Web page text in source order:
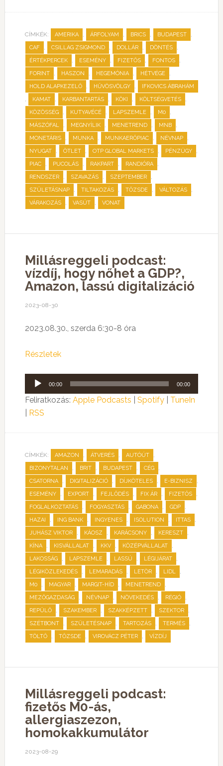
CÍMKÉK: AMERIKA , ÁRFOLYAM , BRICS , BUDAPEST ,
CAF , CSILLAG ZSIGMOND , DOLLÁR , DÖNTÉS ,
ÉRTÉKPERCEK , ESEMÉNY , FIZETŐS , FONTOS ,
FORINT , HASZON , HEGEMÓNIA , HÉTVÉGE ,
HOLD ALAPKEZELŐ , HŰVÖSVÖLGY , IFKOVICS ÁBRAHÁM
, KAMAT , KARBANTARTÁS , KÖKI , KÖLTSÉGVETÉS ,
KÖZÖSSÉG , KUTYAVÉCÉ , LAPSZEMLE , M0 ,
MÁSZÓFAL , MEGNYÍLIK , MENETREND , MNB ,
MONETÁRIS , MUNKA , MUNKAERŐPIAC , NÉVNAP ,
NYUGAT , ÖTLET , OTP GLOBAL MARKETS , PÉNZÜGY ,
PIAC , PUCOLÁS , RAKPART , RANDIÓRA ,
RENDSZER , SZAVAZÁS , SZEPTEMBER ,
SZÜLETÁSNAP , TILTAKOZÁS , TŐZSDE , VÁLTOZÁS ,
VÁRAKOZÁS , VASÚT , VONAT
Millásreggeli podcast:
vízdíj, hogy nőhet a GDP?,
Amazon, lassú digitalizáció
2023-08-30
2023.08.30., szerda 6:30-8 óra
Részletek
Audió
lejátszó
00:00 00:00
Feliratkozás: Apple Podcasts Spotify| TuneIn
RSS
CÍMKÉK: AMAZON , ÁTVERÉS , AUTÓÚT ,
BIZONYTALAN , BRIT , BUDAPEST , CÉG ,
CSATORNA , DIGITALIZÁCIÓ , DÍJKÖTELES , E-BIZNISZ ,
ESEMÉNY , EXPORT , FEJLŐDÉS , FIX ÁR , FIZETŐS ,
FOGLALKOZTATÁS , FOGYASZTÁS , GABONA , GDP ,
HAZAI , ING BANK , INGYENES , ISOLUTION , ITTAS ,
JUHÁSZ VIKTOR , KÁOSZ , KARÁCSONY , KERESZT ,
KÍNA , KISVÁLLALAT , KKV , KÖZÉPVÁLLALAT ,
LAKOSSÁG , LAPSZEMLE , LASSÚ , LÉGIJÁRAT ,
LÉGIKÖZLEKEDÉS , LEMARADÁS , LETÖR , LIDL ,
M0 , MAGYAR , MARGIT-HÍD , MENETREND ,
MEZŐGAZDASÁG , NÉVNAP , NÖVEKEDÉS , RÉGIÓ ,
REPÜLŐ , SZAKEMBER , SZAKKÉPZETT , SZEKTOR ,
SZÉTBONT , SZÜLETÉSNAP , TARTOZÁS , TERMÉS ,
TÖLTŐ , TŐZSDE , VIROVÁCZ PÉTER , VÍZDÍJ
Millásreggeli podcast:
fizetős M0-ás,
allergiaszezon,
homokakkumulátor
2023-08-29